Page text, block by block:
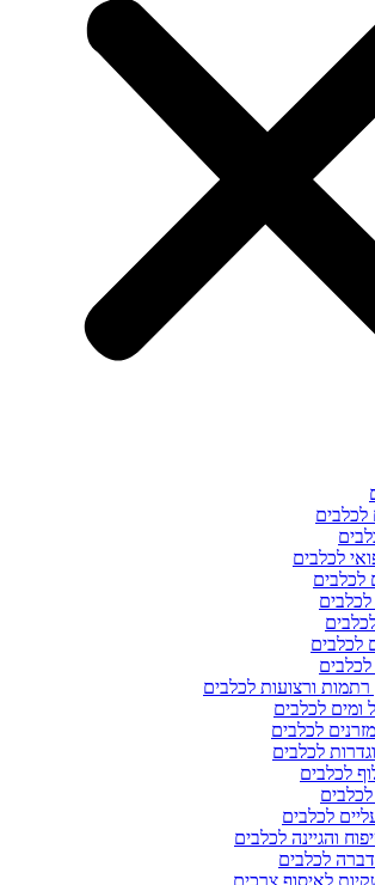
לכלבים
לכלבים
לכלבים
רתמות ורצועות לכלבים
ומים לכלבים
לכלבים
לכלבים
לכלבים
לכלבים
והגיינה לכלבים
לכלבים